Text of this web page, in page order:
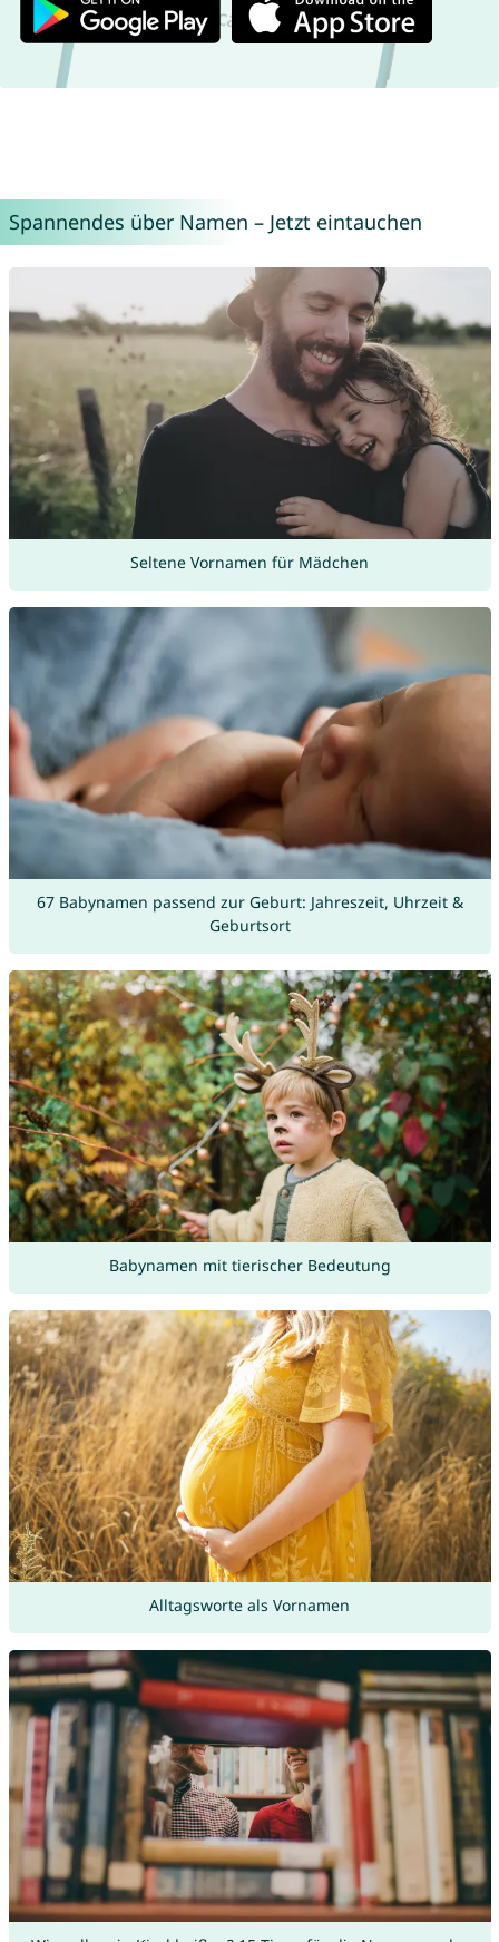
Spannendes über Namen – Jetzt eintauchen
Seltene Vornamen für Mädchen
67 Babynamen passend zur Geburt: Jahreszeit, Uhrzeit &
Geburtsort
Babynamen mit tierischer Bedeutung
Alltagsworte als Vornamen